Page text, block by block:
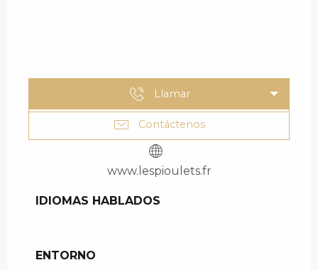
Llamar
Contáctenos
www.lespioulets.fr
IDIOMAS HABLADOS
IDIOMAS HABLADOS
ENTORNO
ENTORNO